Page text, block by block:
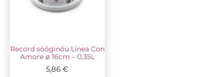
Record sööginõu Linea Con
Amore ø 16cm – 0,35L
5,86 €